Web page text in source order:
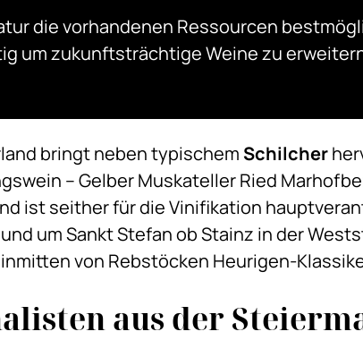
die vorhandenen Ressourcen
um zukunftsträchtige Weine zu
bringt neben typischem Schilcher
– Gelber Muskateller Ried
ist seither für die Vinifikation
um Sankt Stefan ob Stainz in der
inmitten von Rebstöcken Heurigen-
aus der